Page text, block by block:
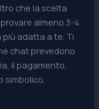
che la scelta
almeno 3-4
adatta a te. Ti
chat prevedono
il pagamento,